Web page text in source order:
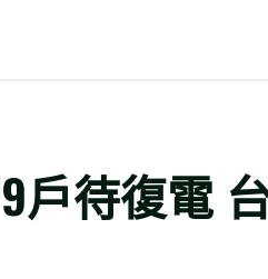
戶待復電